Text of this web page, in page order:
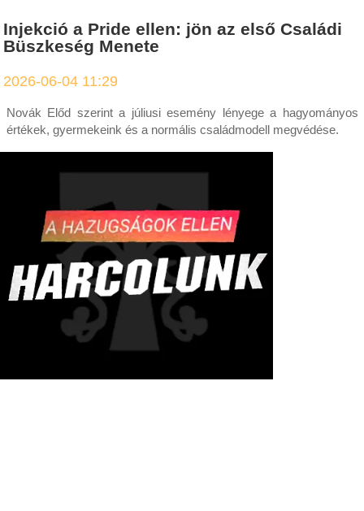
Injekció a Pride ellen: jön az első Családi
Büszkeség Menete
2026-06-04 11:29
Novák Előd szerint a júliusi esemény lényege a hagyományos
értékek, gyermekeink és a normális családmodell megvédése.